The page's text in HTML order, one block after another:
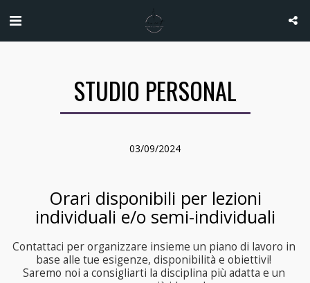
STUDIO PERSONAL
03/09/2024
Orari disponibili per lezioni
individuali e/o semi-individuali
Contattaci per organizzare insieme un piano di lavoro in
base alle tue esigenze, disponibilità e obiettivi!
Saremo noi a consigliarti la disciplina più adatta e un